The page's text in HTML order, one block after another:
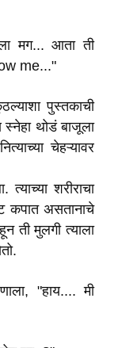
मग... आता ती
me..."
पुस्तकाची
थोडं बाजूला
चेहऱ्यावर
त्याच्या शरीराचा
कपात असतानाचे
ती मुलगी त्याला
"हाय.... मी